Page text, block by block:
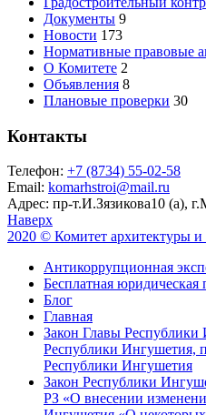
Документы 9
Новости 173
Нормативные правовые
О Комитете 2
Объявления 8
Плановые проверки 30
Контакты
Телефон: +7 (8734) 55-02-58
Email: komarhstroi@mail.ru
Адрес: пр-т.И.Зязикова10 (а),
Наверх
2020 © Комитет архитектуры и
Антикоррупционная
Бесплатная
Блог
Главная
Закон Главы
Республики Ингушетия,
Республики Ингушетия
Закон Республики
РЗ «О внесении